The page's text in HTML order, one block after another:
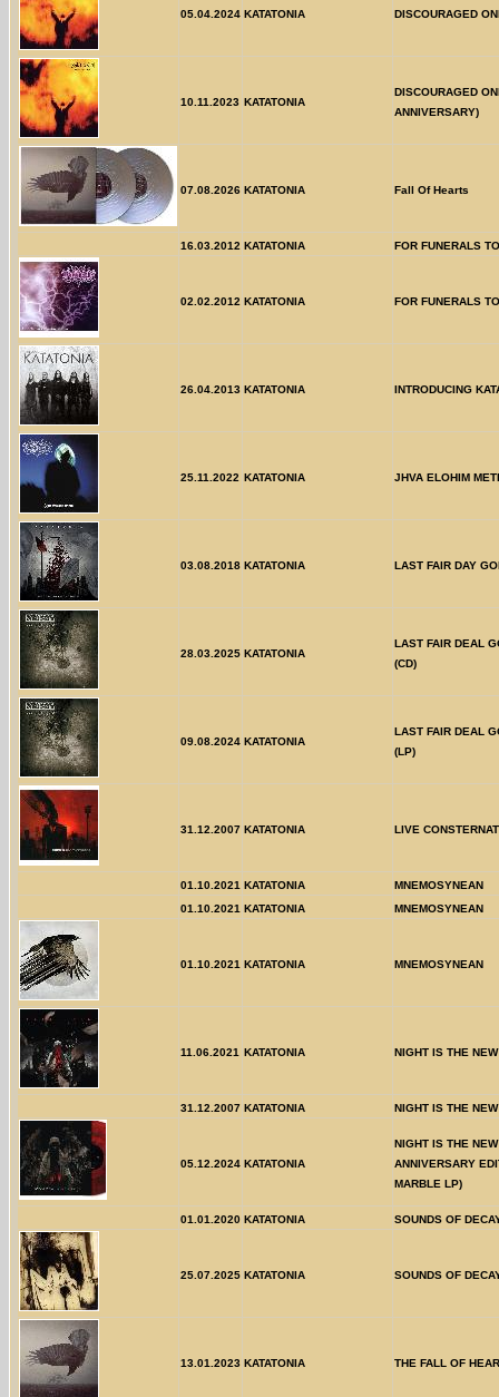
05.04.2024 KATATONIA DISCOURAGED
10.11.2023 KATATONIA
DISCOURAGED
ANNIVERSARY)
07.08.2026 KATATONIA Fall Of Hearts
16.03.2012 KATATONIA FOR FUNERALS
02.02.2012 KATATONIA FOR FUNERALS
26.04.2013 KATATONIA INTRODUCING
25.11.2022 KATATONIA JHVA ELOHIM
03.08.2018 KATATONIA LAST FAIR DAY
28.03.2025 KATATONIA
LAST FAIR DEAL
(CD)
09.08.2024 KATATONIA
LAST FAIR DEAL
(LP)
31.12.2007 KATATONIA LIVE
01.10.2021 KATATONIA
MNEMOSYNEAN
01.10.2021 KATATONIA MNEMOSYNEAN
01.10.2021 KATATONIA MNEMOSYNEAN
11.06.2021 KATATONIA NIGHT IS THE
31.12.2007 KATATONIA NIGHT IS THE
05.12.2024 KATATONIA
NIGHT IS THE
ANNIVERSARY
MARBLE LP)
01.01.2020 KATATONIA SOUNDS OF
25.07.2025 KATATONIA SOUNDS OF
13.01.2023 KATATONIA THE FALL OF